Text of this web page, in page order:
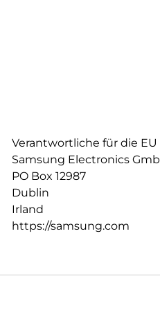
Verantwortliche für die EU
Samsung Electronics
PO Box 12987
Dublin
Irland
https://samsung.com